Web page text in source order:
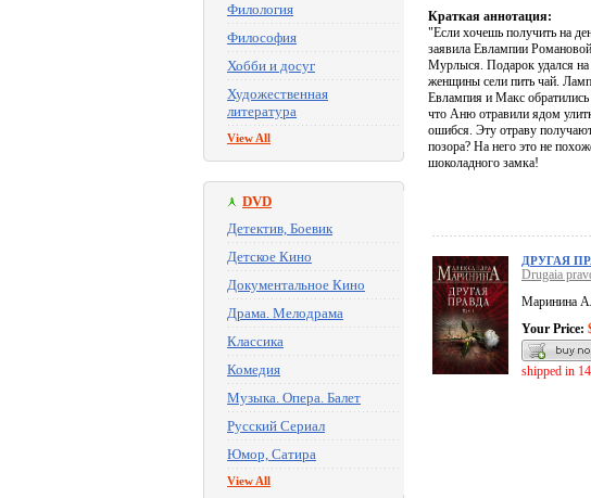
Филология
Философия
Хобби и досуг
Художественная
литература
View All
DVD
Детектив, Боевик
Детское Кино
Документальное Кино
Драма. Мелодрама
Классика
Комедия
Музыка. Опера. Балет
Русский Сериал
Юмор, Сатира
View All
Краткая аннотация:
"Если хочешь получить на
заявила Евлампии
Мурлыся. Подарок удался на
женщины сели пить чай.
Евлампия и Макс
что Аню отравили ядом
ошибся. Эту отраву
позора? На него это не
шоколадного замка!
ДРУГАЯ
Drugaia
Маринина
Your Price:
shipped in